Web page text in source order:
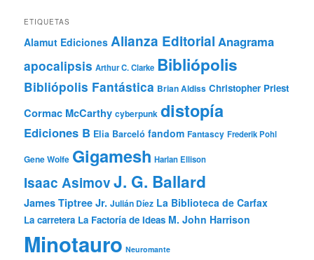
ETIQUETAS
Alamut Ediciones Alianza Editorial Anagrama
apocalipsis Arthur C. Clarke Bibliópolis
Bibliópolis Fantástica Brian Aldiss Christopher Priest
Cormac McCarthy cyberpunk distopía
Ediciones B Elia Barceló fandom Fantascy Frederik Pohl
Gene Wolfe Gigamesh Harlan Ellison
Isaac AsimovJ. G. Ballard
James Tiptree Jr. Julián Díez La Biblioteca de Carfax
La carretera La Factoría de Ideas M. John Harrison
Minotauro Neuromante